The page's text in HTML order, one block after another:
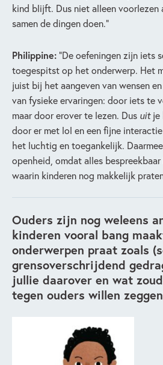
kind blijft. Dus niet alleen voorlezen
samen de dingen doen.”
Philippine: “De oefeningen zijn iets
toegespitst op het onderwerp. Het
juist bij het aangeven van wensen
van fysieke ervaringen: door iets te
maar door erover te lezen. Dus uitje
door er met lol en een fijne
het luchtig en toegankelijk.
openheid, omdat alles
waarin kinderen nog makkelijk
Ouders zijn nog weleens
kinderen vooral bang
onderwerpen praat zoals
grensoverschrijdend
jullie daarover en wat
tegen ouders willen